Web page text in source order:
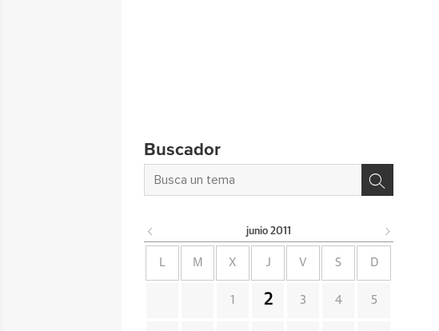
Buscador
junio 2011
L M X J V S D
1 2 3 4 5